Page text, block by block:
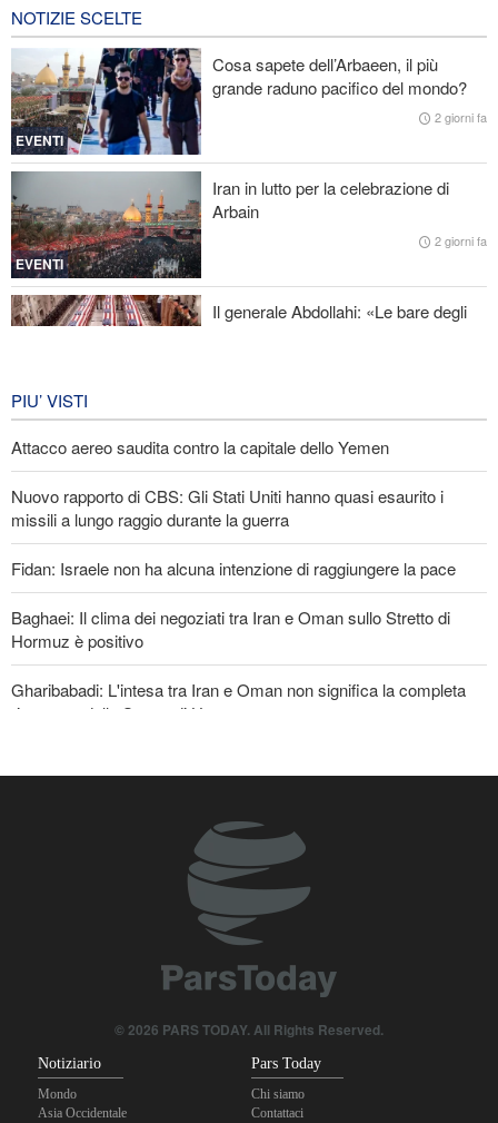
Fidan: Israele non ha alcuna intenzione di raggiungere la pace
Nuovo rapporto di CBS: Gli Stati Uniti hanno quasi esaurito i
missili a lungo raggio durante la guerra
Baghaei: Il clima dei negoziati tra Iran e Oman sullo Stretto di
Attacco aereo saudita contro la capitale dello Yemen
NOTIZIE SCELTE
EVENTI
Cosa sapete dell’Arbaeen, il più
grande raduno pacifico del mondo?
2 giorni fa
EVENTI
Iran in lutto per la celebrazione di
Arbain
2 giorni fa
Il generale Abdollahi: «Le bare degli
PIU’ VISTI
Attacco aereo saudita contro la capitale dello Yemen
Nuovo rapporto di CBS: Gli Stati Uniti hanno quasi esaurito i
missili a lungo raggio durante la guerra
Fidan: Israele non ha alcuna intenzione di raggiungere la pace
Baghaei: Il clima dei negoziati tra Iran e Oman sullo Stretto di
Hormuz è positivo
Gharibabadi: L'intesa tra Iran e Oman non significa la completa
riapertura dello Stretto di Hormuz
© 2026 PARS TODAY. All Rights Reserved.
Notiziario
Mondo
Asia Occidentale
Pars Today
Chi siamo
Contattaci